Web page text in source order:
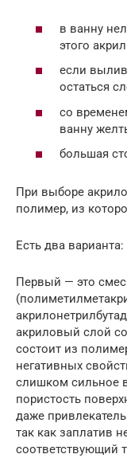
в ванну
этого
если
остаться
со
ванну
большая
При выборе
полимер, из
Есть два варианта:
Первый — это
акриловый слой
состоит из
негативных
слишком сильное
пористость
даже
так как заплатив
соответствующий